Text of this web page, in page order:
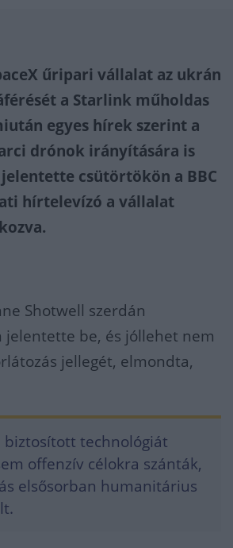
űripari vállalat az ukrán
a Starlink műholdas
egyes hírek szerint a
drónok irányítására is
csütörtökön a BBC
hírtelevízó a vállalat
Shotwell szerdán
jelentette be, és jóllehet nem
jellegét, elmondta,
biztosított technológiát
offenzív célokra szánták,
elsősorban humanitárius